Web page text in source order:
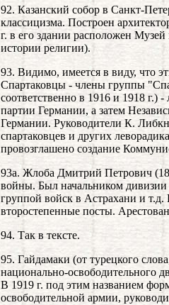
92. Казанский собор в Санкт-
классицизма. Построен
г. в его здании расположен
истории религии).
93. Видимо, имеется в виду, что
Спартаковцы - члены группы
соответственно в 1916 и 1918 г.)
партии Германии, а затем
Германии. Руководители К.
спартаковцев и других
провозглашено создание
93а. Жлоба Дмитрий Петрович
войны. Был начальником
группой войск в Астрахани и
второстепенные посты.
94. Так в тексте.
95. Гайдамаки (от турецкого
национально-освободительного
В 1919 г. под этим названием
освободительной армии,